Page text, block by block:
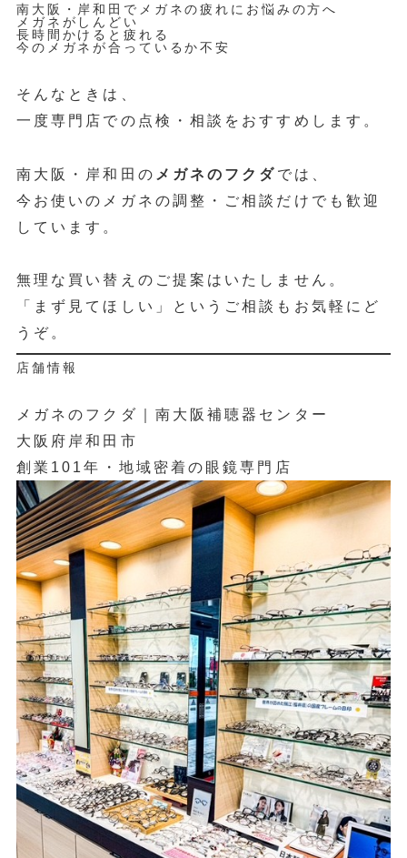
南大阪・岸和田でメガネの疲れにお悩みの方へ
メガネがしんどい
長時間かけると疲れる
今のメガネが合っているか不安
そんなときは、
一度専門店での点検・相談をおすすめします。
南大阪・岸和田の メガネのフクダ では、
今お使いのメガネの調整・ご相談だけでも歓迎
しています。
無理な買い替えのご提案はいたしません。
「まず見てほしい」というご相談もお気軽にど
うぞ。
店舗情報
メガネのフクダ｜南大阪補聴器センター
大阪府岸和田市
創業101年・地域密着の眼鏡専門店